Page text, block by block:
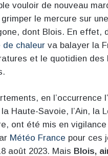
vouloir de nouveau
le mercure sur
dont Blois. En effet,
de chaleur va balayer la
et le quotidien des
en l’occurrence
la Haute-Savoie, l’Ain, la
ont été mis en
Météo France pour ces
août 2023. Mais Blois,